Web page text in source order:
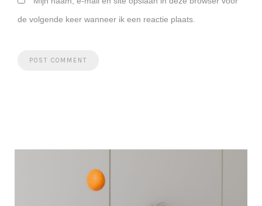
de volgende keer wanneer ik een reactie plaats.